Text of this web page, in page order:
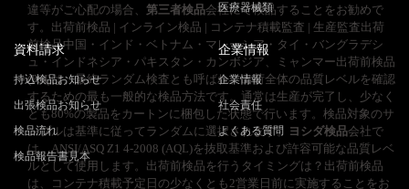
違等がご心配の場合、 第三者検品会社にて検品することをお勧めで
す。出荷前検品 | インライン検品 | コンテナ積載監査 | 生産監査出荷
前検品中国・インド・ベトナム・マレーシア・タイ・バングラデシ
ュ・インドネシア・パキスタン・カンボジア、ミャンマー出荷前検品
(PSI)は、最終ランダム検査とも呼ばれ、出荷全体の品質レベルを確認
するための最も一般的な検品方法です。通常は生産が完了し、少なく
とも80%の製品をカートンに梱包した状態で行います。検品対象のサ
ンプルは基準に従ってランダムに選択されます。 ヨシダ検品会社で
は、ANSI/ASQ Z1 4-2008 (AQL)を抜取基準および許容可能な品質レベ
ルとして使用します。出荷前検品を行うタイミングは？出荷前検品
は、コンテナ積載予定日の少なくとも2営業日前に実施することをお
医療器械類
資料請求
持込検品お知らせ
出張検品お知らせ
検品流れ
検品報告書見本
企業情報
企業情報
社会責任
よくある質問